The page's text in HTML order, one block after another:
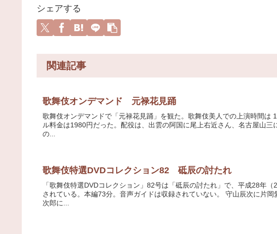
シェアする
関連記事
歌舞伎オンデマンド 元禄花見踊
歌舞伎オンデマンドで「元禄花見踊」を観た。歌舞伎美人での上演時間
ル料金は1980円だった。配役は、出雲の阿国に尾上右近さん、名古屋山
の...
歌舞伎特選DVDコレクション82 砥辰の討たれ
「歌舞伎特選DVDコレクション」82号は「砥辰の討たれ」で、平成28年
されている。本編73分。音声ガイドは収録されていない。 守山辰次に片
次郎に...